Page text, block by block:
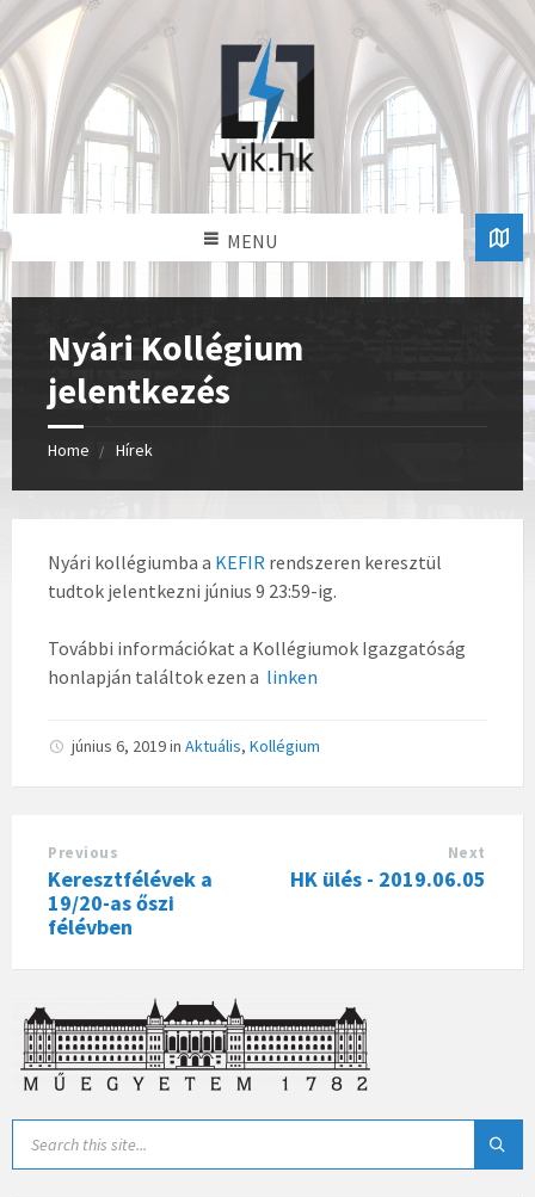
MENU
Nyári Kollégium
jelentkezés
Home Hírek
Nyári kollégiumba a KEFIR rendszeren keresztül
tudtok jelentkezni június 9 23:59-ig.
További információkat a Kollégiumok Igazgatóság
honlapján találtok ezen a linken
június 6, 2019in Aktuális, Kollégium
Previous
Keresztfélévek a
19/20-as őszi
félévben
Next
HK ülés - 2019.06.05